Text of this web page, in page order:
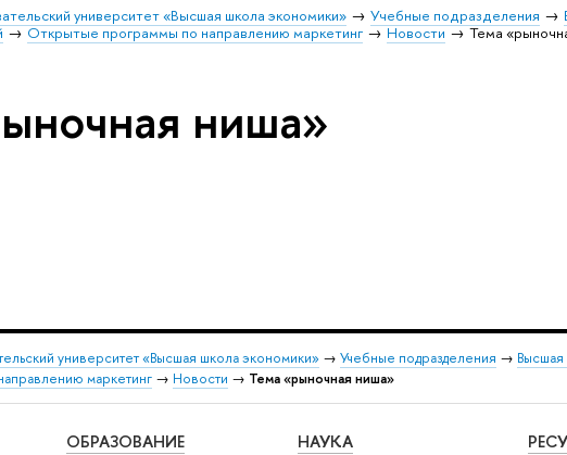
университет «Высшая школа экономики» Учебные подразделения
Открытые программы по направлению маркетинг Новости Тема
ниша»
университет «Высшая школа экономики» → Учебные подразделения →
маркетинг → Новости → Тема «рыночная ниша»
ОБРАЗОВАНИЕ НАУКА